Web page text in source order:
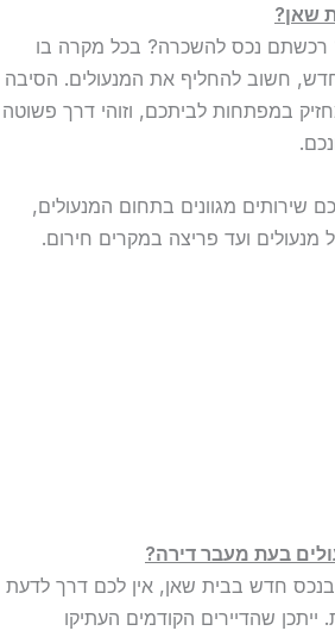
שאן?
רכשתם נכס להשכרה? בכל מקרה בו
חשוב להחליף את המנעולים. הסיבה
במפתחות לביתכם, וזוהי דרך פשוטה
שירותים מגוונים בתחום המנעולים,
ועד פריצה במקרים חירום.
בעת מעבר דירה?
חדש בבית שאן, אין לכם דרך לדעת
שהדיירים הקודמים העתיקו